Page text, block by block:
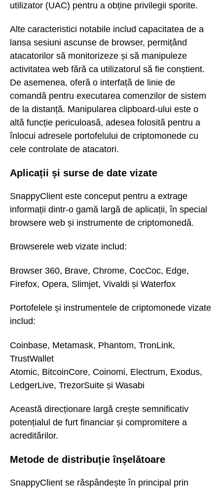
utilizator (UAC) pentru a obține privilegii sporite.
Alte caracteristici notabile includ capacitatea de a
lansa sesiuni ascunse de browser, permițând
atacatorilor să monitorizeze și să manipuleze
activitatea web fără ca utilizatorul să fie conștient.
De asemenea, oferă o interfață de linie de
comandă pentru executarea comenzilor de sistem
de la distanță. Manipularea clipboard-ului este o
altă funcție periculoasă, adesea folosită pentru a
înlocui adresele portofelului de criptomonede cu
cele controlate de atacatori.
Aplicații și surse de date vizate
SnappyClient este conceput pentru a extrage
informații dintr-o gamă largă de aplicații, în special
browsere web și instrumente de criptomonedă.
Browserele web vizate includ:
Browser 360, Brave, Chrome, CocCoc, Edge,
Firefox, Opera, Slimjet, Vivaldi și Waterfox
Portofelele și instrumentele de criptomonede vizate
includ:
Coinbase, Metamask, Phantom, TronLink,
TrustWallet
Atomic, BitcoinCore, Coinomi, Electrum, Exodus,
LedgerLive, TrezorSuite și Wasabi
Această direcționare largă crește semnificativ
potențialul de furt financiar și compromitere a
acreditărilor.
Metode de distribuție înșelătoare
SnappyClient se răspândește în principal prin